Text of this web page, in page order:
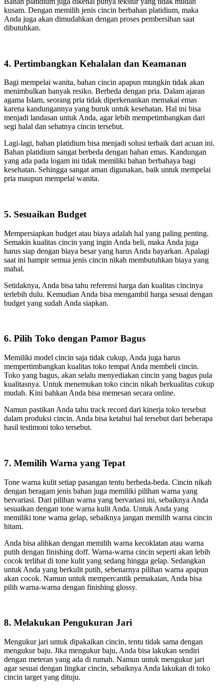
kusam. Dengan memilih jenis cincin berbahan platidium, maka
Anda juga akan dimudahkan dengan proses pembersihan saat
dibutuhkan.
4. Pertimbangkan Kehalalan dan Keamanan
Bagi mempelai wanita, bahan cincin apapun mungkin tidak akan
menimbulkan banyak resiko. Berbeda dengan pria. Dalam ajaran
agama Islam, seorang pria tidak diperkenankan memakai emas
karena kandungannya yang buruk untuk kesehatan. Hal ini bisa
menjadi landasan untuk Anda, agar lebih mempetimbangkan dari
segi halal dan sehatnya cincin tersebut.
Lagi-lagi, bahan platidium bisa menjadi solusi terbaik dari acuan ini.
Bahan platidium sangat berbeda dengan bahan emas. Kandungan
yang ada pada logam ini tidak memiliki bahan berbahaya bagi
kesehatan. Sehingga sangat aman digunakan, baik untuk mempelai
pria maupun mempelai wanita.
5. Sesuaikan Budget
Mempersiapkan budget atau biaya adalah hal yang paling penting.
Semakin kualitas cincin yang ingin Anda beli, maka Anda juga
harus siap dengan biaya besar yang harus Anda bayarkan. Apalagi
saat ini hampir semua jenis cincin nikah membutuhkan biaya yang
mahal.
Setidaknya, Anda bisa tahu referensi harga dan kualitas cincinya
terlebih dulu. Kemudian Anda bisa mengambil harga sesuai dengan
budget yang sudah Anda siapkan.
6. Pilih Toko dengan Pamor Bagus
Memiliki model cincin saja tidak cukup, Anda juga harus
mempertimbangkan kualitas toko tempat Anda membeli cincin.
Toko yang bagus, akan selalu menyediakan cincin yang bagus pula
kualitasnya. Untuk menemukan toko cincin nikah berkualitas cukup
mudah. Kini bahkan Anda bisa memesan secara online.
Namun pastikan Anda tahu track record dari kinerja toko tersebut
dalam produksi cincin. Anda bisa ketahui hal tersebut dari beberapa
hasil testimoni toko tersebut.
7. Memilih Warna yang Tepat
Tone warna kulit setiap pasangan tentu berbeda-beda. Cincin nikah
dengan beragam jenis bahan juga memiliki pilihan warna yang
bervariasi. Dari pilihan warna yang bervariasi ini, sebaiknya Anda
sesuaikan dengan tone warna kulit Anda. Untuk Anda yang
memiliki tone warna gelap, sebaiknya jangan memilih warna cincin
hitam.
Anda bisa alihkan dengan memilih warna kecoklatan atau warna
putih dengan finishing doff. Warna-warna cincin seperti akan lebih
cocok terlihat di tone kulit yang sedang hingga gelap. Sedangkan
untuk Anda yang berkulit putih, sebenarnya pilihan warna apapun
akan cocok. Namun untuk mempercantik pemakaian, Anda bisa
pilih warna-warna dengan finishing glossy.
8. Melakukan Pengukuran Jari
Mengukur jari untuk dipakaikan cincin, tentu tidak sama dengan
mengukur baju. Jika mengukur baju, Anda bisa lakukan sendiri
dengan meteran yang ada di rumah. Namun untuk mengukur jari
agar sesuai dengan lingkar cincin, sebaiknya Anda lakukan di toko
cincin target yang dituju.